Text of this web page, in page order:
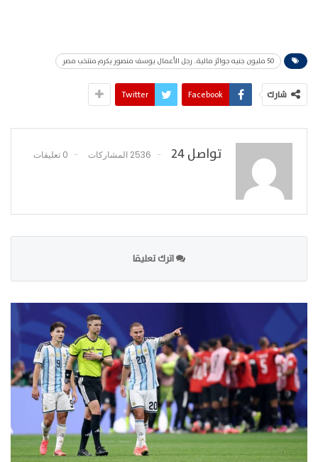
50 مليون جنيه جوائز مالية.. رجل الأعمال يوسف منصور يكرم منتخب مصر
شارك Facebook
Twitter
تواصل 24 2536 المشاركات 0 تعليقات
اترك تعليقا